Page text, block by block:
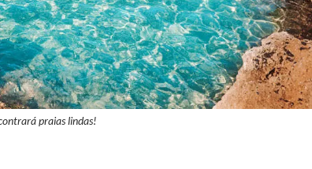
praias lindas!